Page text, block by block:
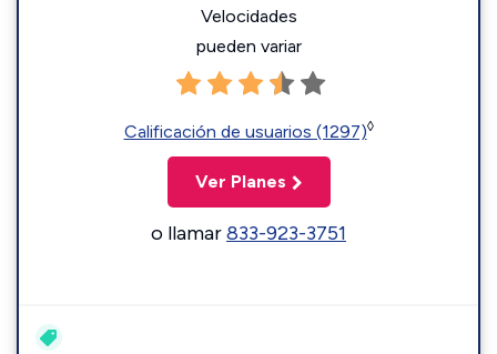
Velocidades
pueden variar
Calificación de usuarios (1297)◊
Ver Planes
o llamar833-923-3751